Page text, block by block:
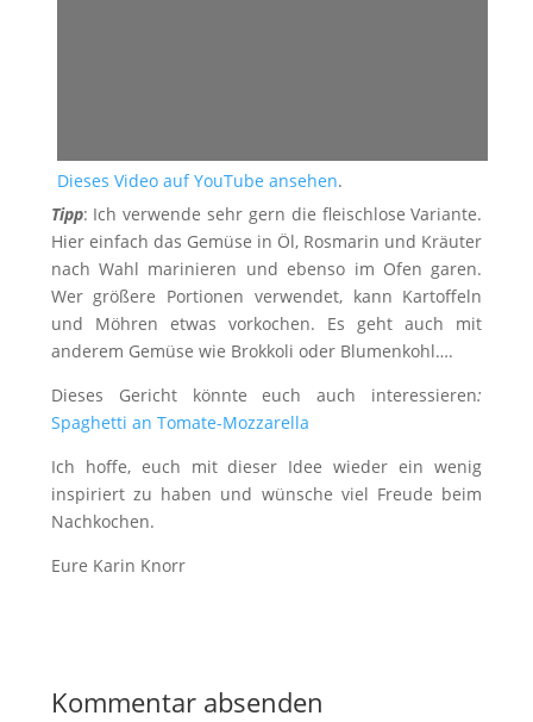
Dieses Video auf YouTube ansehen.
Tipp: Ich verwende sehr gern die fleischlose Variante.
Hier einfach das Gemüse in Öl, Rosmarin und Kräuter
nach Wahl marinieren und ebenso im Ofen garen.
Wer größere Portionen verwendet, kann Kartoffeln
und Möhren etwas vorkochen. Es geht auch mit
anderem Gemüse wie Brokkoli oder Blumenkohl….
Dieses Gericht könnte euch auch interessieren:
Spaghetti an Tomate-Mozzarella
Ich hoffe, euch mit dieser Idee wieder ein wenig
inspiriert zu haben und wünsche viel Freude beim
Nachkochen.
Eure Karin Knorr
Kommentar absenden